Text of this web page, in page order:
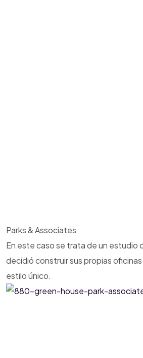
Parks & Associates
En este caso se trata de un estudio
decidió construir sus propias oficinas
estilo único.